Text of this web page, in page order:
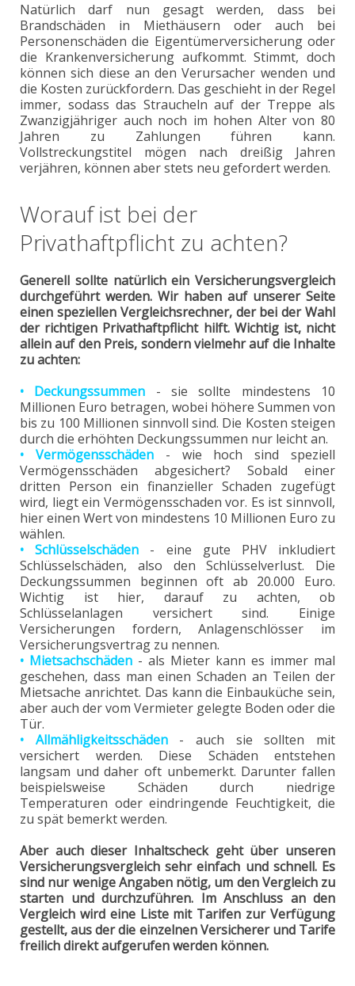
Natürlich darf nun gesagt werden, dass bei
Brandschäden in Miethäusern oder auch bei
Personenschäden die Eigentümerversicherung oder
die Krankenversicherung aufkommt. Stimmt, doch
können sich diese an den Verursacher wenden und
die Kosten zurückfordern. Das geschieht in der Regel
immer, sodass das Straucheln auf der Treppe als
Zwanzigjähriger auch noch im hohen Alter von 80
Jahren zu Zahlungen führen kann.
Vollstreckungstitel mögen nach dreißig Jahren
verjähren, können aber stets neu gefordert werden.
Worauf ist bei der
Privathaftpflicht zu achten?
Generell sollte natürlich ein Versicherungsvergleich
durchgeführt werden. Wir haben auf unserer Seite
einen speziellen Vergleichsrechner, der bei der Wahl
der richtigen Privathaftpflicht hilft. Wichtig ist, nicht
allein auf den Preis, sondern vielmehr auf die Inhalte
zu achten:
• Deckungssummen - sie sollte mindestens 10
Millionen Euro betragen, wobei höhere Summen von
bis zu 100 Millionen sinnvoll sind. Die Kosten steigen
durch die erhöhten Deckungssummen nur leicht an.
• Vermögensschäden- wie hoch sind speziell
Vermögensschäden abgesichert? Sobald einer
dritten Person ein finanzieller Schaden zugefügt
wird, liegt ein Vermögensschaden vor. Es ist sinnvoll,
hier einen Wert von mindestens 10 Millionen Euro zu
wählen.
• Schlüsselschäden - eine gute PHV inkludiert
Schlüsselschäden, also den Schlüsselverlust. Die
Deckungssummen beginnen oft ab 20.000 Euro.
Wichtig ist hier, darauf zu achten, ob
Schlüsselanlagen versichert sind. Einige
Versicherungen fordern, Anlagenschlösser im
Versicherungsvertrag zu nennen.
• Mietsachschäden - als Mieter kann es immer mal
geschehen, dass man einen Schaden an Teilen der
Mietsache anrichtet. Das kann die Einbauküche sein,
aber auch der vom Vermieter gelegte Boden oder die
Tür.
• Allmähligkeitsschäden- auch sie sollten mit
versichert werden. Diese Schäden entstehen
langsam und daher oft unbemerkt. Darunter fallen
beispielsweise Schäden durch niedrige
Temperaturen oder eindringende Feuchtigkeit, die
zu spät bemerkt werden.
Aber auch dieser Inhaltscheck geht über unseren
Versicherungsvergleich sehr einfach und schnell. Es
sind nur wenige Angaben nötig, um den Vergleich zu
starten und durchzuführen. Im Anschluss an den
Vergleich wird eine Liste mit Tarifen zur Verfügung
gestellt, aus der die einzelnen Versicherer und Tarife
freilich direkt aufgerufen werden können.